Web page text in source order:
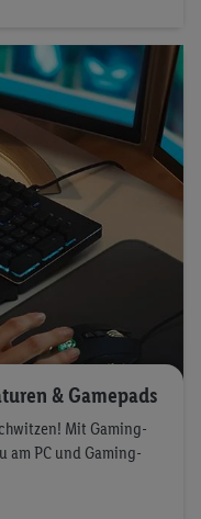
& Gamepads
Mit Gaming-
am PC und Gaming-